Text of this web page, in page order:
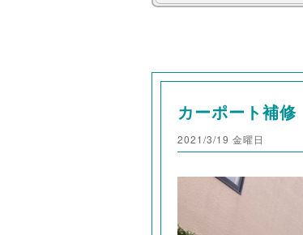
カーポート補修
2021/3/19 金曜日